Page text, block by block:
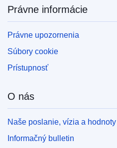
Právne informácie
Právne upozornenia
Súbory cookie
Prístupnosť
O nás
Naše poslanie, vízia a hodnoty
Informačný bulletin